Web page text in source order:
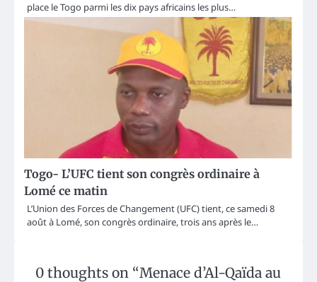
place le Togo parmi les dix pays africains les plus…
Togo- L’UFC tient son congrès ordinaire à
Lomé ce matin
L’Union des Forces de Changement (UFC) tient, ce samedi 8
août à Lomé, son congrès ordinaire, trois ans après le…
0 thoughts on “Menace d’Al-Qaïda au